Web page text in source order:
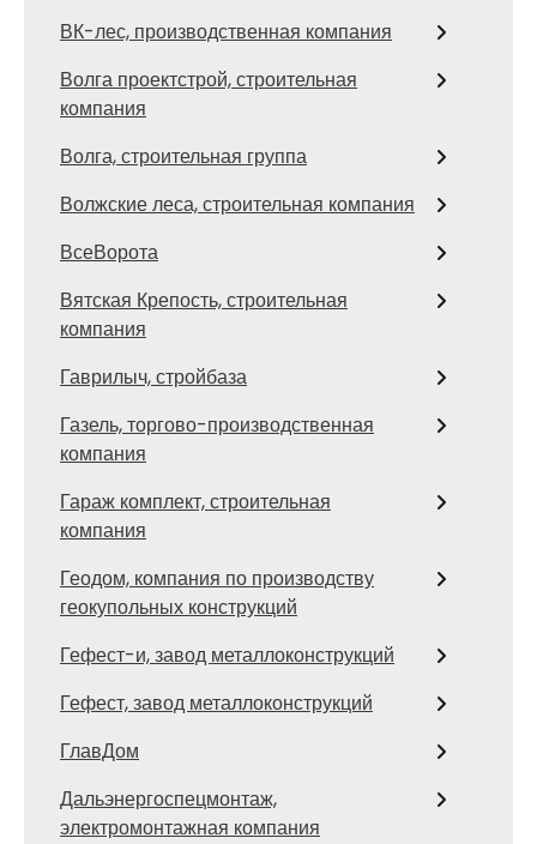
ВК-лес, производственная компания
Волга проектстрой, строительная
компания
Волга, строительная группа
Волжские леса, строительная компания
ВсеВорота
Вятская Крепость, строительная
компания
Гаврилыч, стройбаза
Газель, торгово-производственная
компания
Гараж комплект, строительная
компания
Геодом, компания по производству
геокупольных конструкций
Гефест-и, завод металлоконструкций
Гефест, завод металлоконструкций
ГлавДом
Дальэнергоспецмонтаж,
электромонтажная компания